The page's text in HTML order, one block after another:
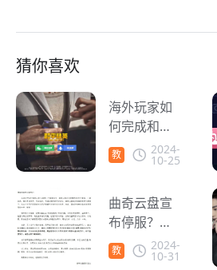
猜你喜欢
海外玩家如
何完成和平
精英实名认
证？
教
2024-
10-25
曲奇云盘宣
布停服？在
海外如何保
存云盘资
教
2024-
10-31